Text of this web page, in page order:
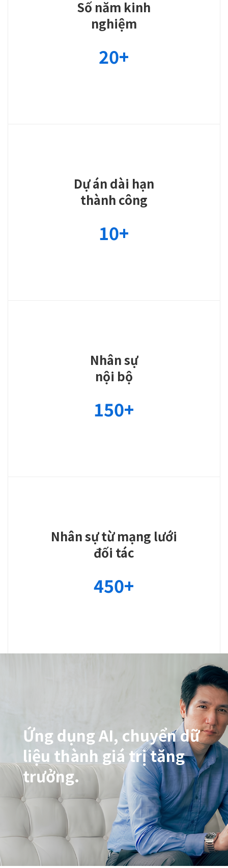
Số năm kinh
nghiệm
20+
Dự án dài hạn
thành công
10+
Nhân sự
nội bộ
150+
Nhân sự từ mạng lưới
đối tác
450+
Ứng dụng AI, chuyển dữ
liệu thành giá trị tăng
trưởng.